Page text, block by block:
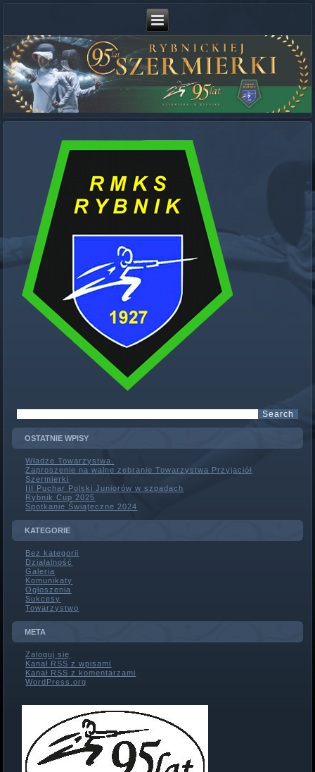
OSTATNIE WPISY
Władze Towarzystwa.
Zaproszenie na walne zebranie Towarzystwa Przyjaciół
Szermierki
III Puchar Polski Juniorów w szpadach
Rybnik Cup 2025
Spotkanie Świąteczne 2024
KATEGORIE
Bez kategorii
Działalność
Galeria
Komunikaty
Ogłoszenia
Sukcesy
Towarzystwo
META
Zaloguj się
Kanał RSS z wpisami
Kanał RSS z komentarzami
WordPress.org